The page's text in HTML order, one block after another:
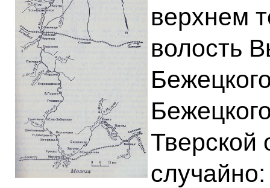
верхнем
волость
Тверской